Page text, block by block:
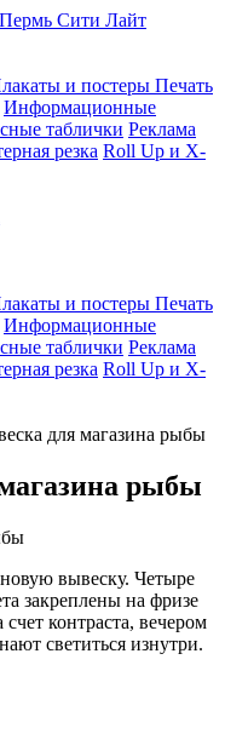
и постеры Печать
Информационные
таблички Реклама
резка Roll Up и Х-
и постеры Печать
Информационные
таблички Реклама
резка Roll Up и Х-
для магазина рыбы
рыбы
вывеску. Четыре
закреплены на фризе
контраста, вечером
светиться изнутри.